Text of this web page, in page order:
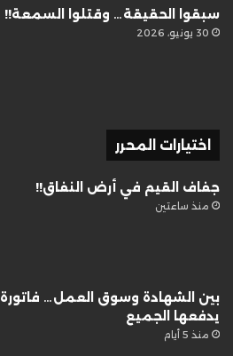
سبقوا الحقيقة… وقتلوا السمعة!!
30 يونيو، 2026
اختيارات المحرر
جفاف القيم في أرض النفاق!!
منذ ساعتين
بين الشهادة وسوق العمل… فاتورة
يدفعها الجميع
منذ 5 أيام